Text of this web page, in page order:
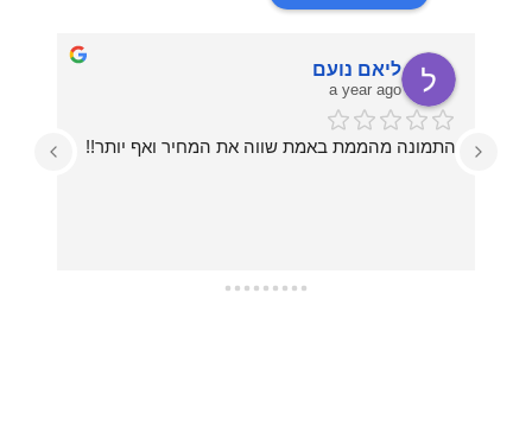
ליאם נועם
a year ago
התמונה מהממת באמת שווה את המחיר ואף יותר!!